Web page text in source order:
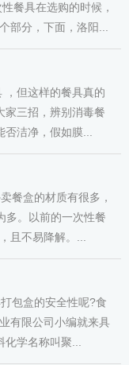
具在选购的时候，
部分，下面，洛阳...
但这样的餐具真的
家三招，辨别消毒餐
洁净，假如膜...
盒的材质有很多，
多。以前的一次性餐
且不易降解。...
包盒的安全性呢?食
有限公司小编就来具
学名称叫聚...